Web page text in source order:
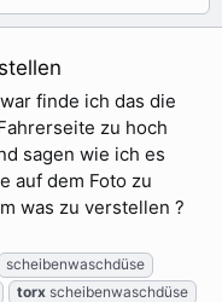
finde ich das die
zu hoch
sagen wie ich es
auf dem Foto zu
was zu verstellen ?
scheibenwaschdüse
torx scheibenwaschdüse